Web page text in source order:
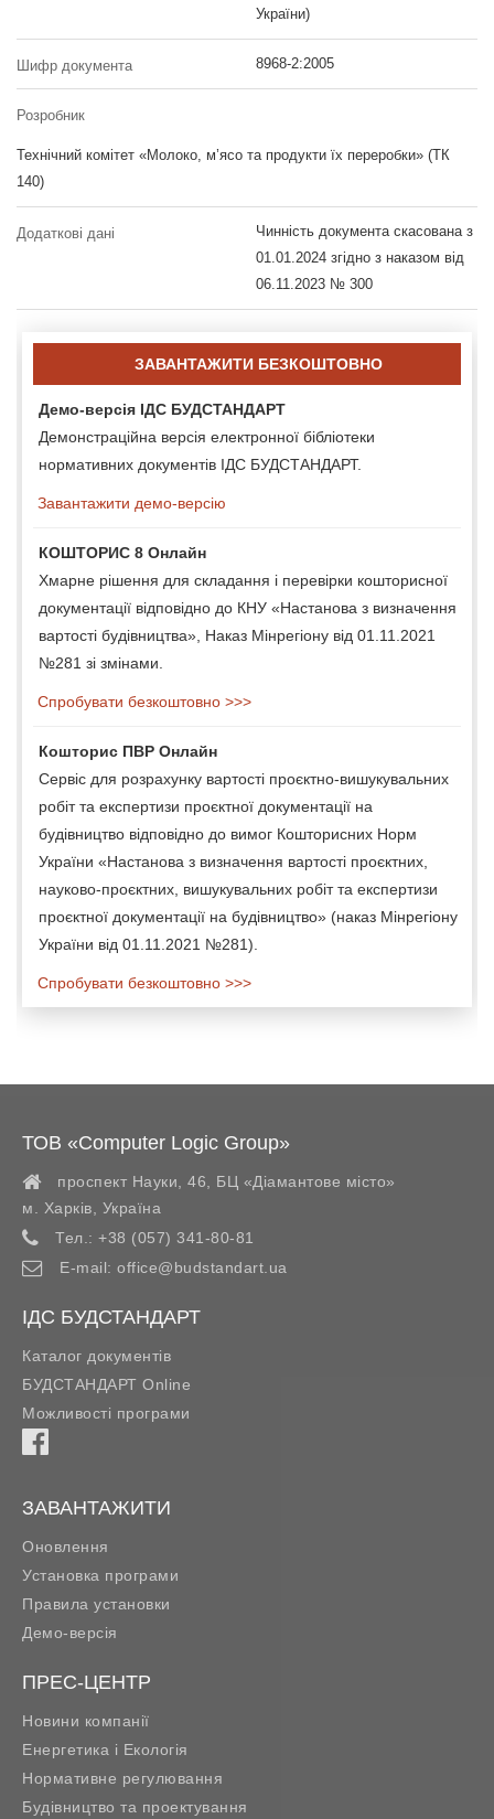
України)
Шифр документа 8968-2:2005
Розробник
Технічний комітет «Молоко, м’ясо та продукти їх переробки» (ТК
140)
Додаткові дані
Чинність документа скасована з
01.01.2024 згідно з наказом від
06.11.2023 № 300
ЗАВАНТАЖИТИ БЕЗКОШТОВНО
Демо-версія ІДС БУДСТАНДАРТ
Демонстраційна версія електронної бібліотеки
нормативних документів ІДС БУДСТАНДАРТ.
Завантажити демо-версію
КОШТОРИС 8 Онлайн
Хмарне рішення для складання і перевірки кошторисної
документації відповідно до КНУ «Настанова з визначення
вартості будівництва», Наказ Мінрегіону від 01.11.2021
№281 зі змінами.
Спробувати безкоштовно >>>
Кошторис ПВР Онлайн
Сервіс для розрахунку вартості проєктно-вишукувальних
робіт та експертизи проєктної документації на
будівництво відповідно до вимог Кошторисних Норм
України «Настанова з визначення вартості проєктних,
науково-проєктних, вишукувальних робіт та експертизи
проєктної документації на будівництво» (наказ Мінрегіону
України від 01.11.2021 №281).
Спробувати безкоштовно >>>
ТОВ «Computer Logic Group»
проспект Науки, 46, БЦ «Діамантове місто»
м. Харків
Україна
Тел.: +38 (057) 341-80-81
E-mail: office@budstandart.ua
ІДС БУДСТАНДАРТ
Каталог документів
БУДСТАНДАРТ Online
Можливості програми
ЗАВАНТАЖИТИ
Оновлення
Установка програми
Правила установки
Демо-версія
ПРЕС-ЦЕНТР
Новини компанії
Енергетика і Екологія
Нормативне регулювання
Будівництво та проектування